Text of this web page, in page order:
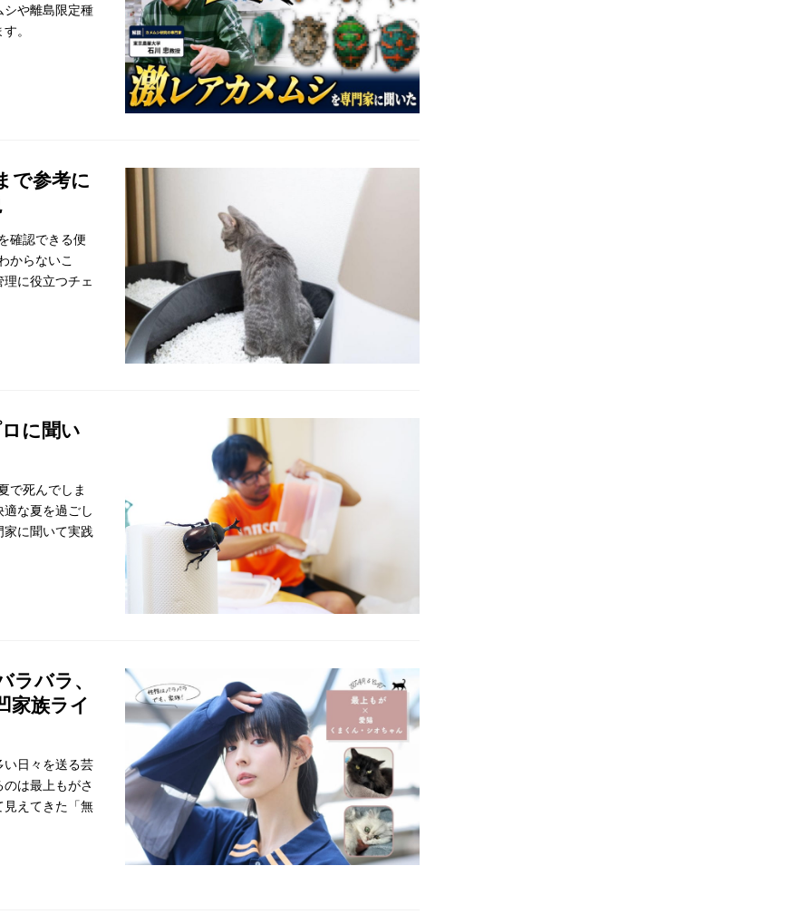
シや離島限定種
。
で参考に
確認できる便
からないこ
に役立つチェ
に聞い
で死んでしま
な夏を過ごし
に聞いて実践
バラ、
家族ライ
日々を送る芸
は最上もがさ
見えてきた「無